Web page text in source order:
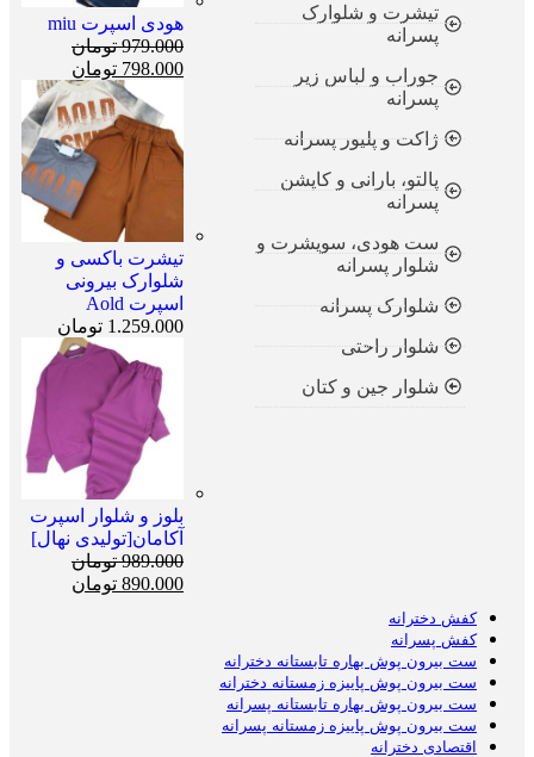
تیشرت و شلوارک
پسرانه
جوراب و لباس زیر
پسرانه
ژاکت و پلیور پسرانه
پالتو، بارانی و کاپشن
پسرانه
ست هودی، سویشرت و
شلوار پسرانه
شلوارک پسرانه
شلوار راحتی
شلوار جین و کتان
هودی اسپرت miu
979.000 تومان
798.000 تومان
تیشرت باکسی و
شلوارک بیرونی
اسپرت Aold
1.259.000 تومان
بلوز و شلوار اسپرت
آکامان[تولیدی نهال]
989.000 تومان
890.000 تومان
کفش دخترانه
کفش پسرانه
ست بیرون پوش بهاره تابستانه دخترانه
ست بیرون پوش پاییزه زمستانه دخترانه
ست بیرون پوش بهاره تابستانه پسرانه
ست بیرون پوش پاییزه زمستانه پسرانه
اقتصادی دخترانه